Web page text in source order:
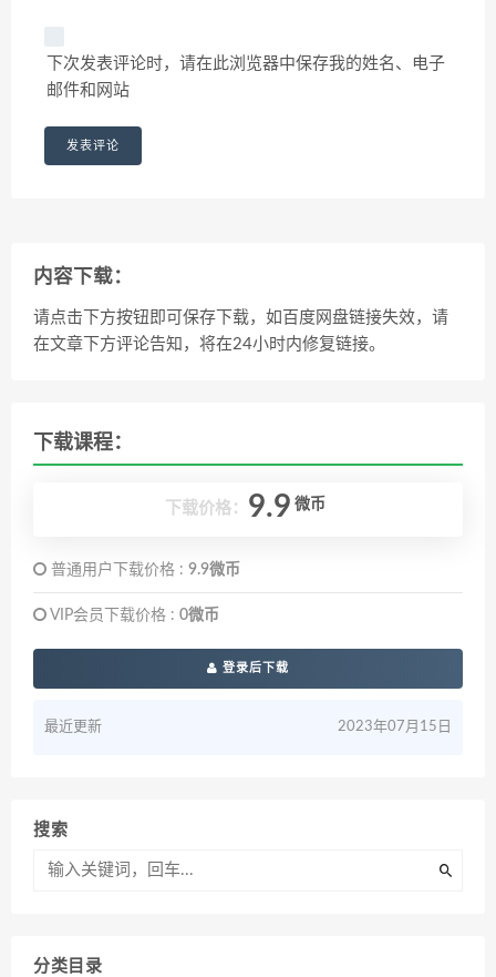
下次发表评论时，请在此浏览器中保存我的姓名、电子
邮件和网站
内容下载：
请点击下方按钮即可保存下载，如百度网盘链接失效，请
在文章下方评论告知，将在24小时内修复链接。
下载课程：
下载价格： 9.9 微币
普通用户下载价格 : 9.9微币
VIP会员下载价格 : 0微币
登录后下载
最近更新 2023年07月15日
搜索
分类目录